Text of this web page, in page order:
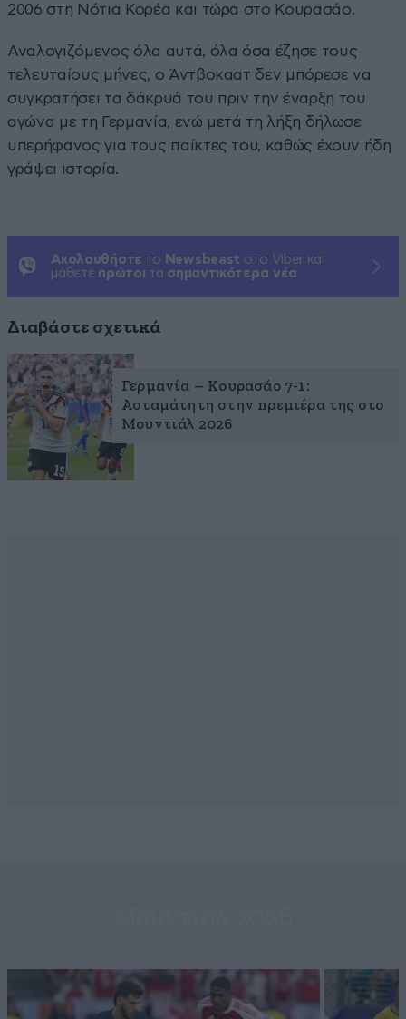
2006 στη Νότια Κορέα και τώρα στο Κουρασάο.
Αναλογιζόμενος όλα αυτά, όλα όσα έζησε τους
τελευταίους μήνες, ο Άντβοκαατ δεν μπόρεσε να
συγκρατήσει τα δάκρυά του πριν την έναρξη του
αγώνα με τη Γερμανία, ενώ μετά τη λήξη δήλωσε
υπερήφανος για τους παίκτες του, καθώς έχουν ήδη
γράψει ιστορία.
Ακολουθήστε το Newsbeast στο Viber και
μάθετε πρώτοι τα σημαντικότερα νέα
Διαβάστε σχετικά
Γερμανία – Κουρασάο 7-1:
Ασταμάτητη στην πρεμιέρα της στο
Μουντιάλ 2026